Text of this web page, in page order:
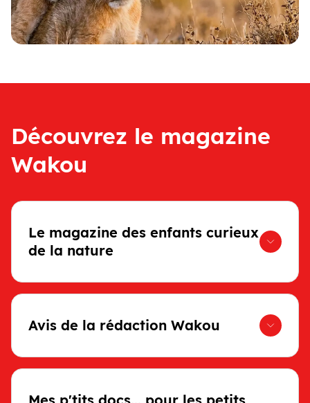
Découvrez le magazine
Wakou
Le magazine des enfants curieux
de la nature
Avis de la rédaction Wakou